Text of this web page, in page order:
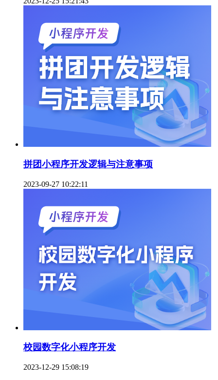
拼团小程序开发逻辑与注意事项
2023-09-27 10:22:11
校园数字化小程序开发
2023-12-29 15:08:19